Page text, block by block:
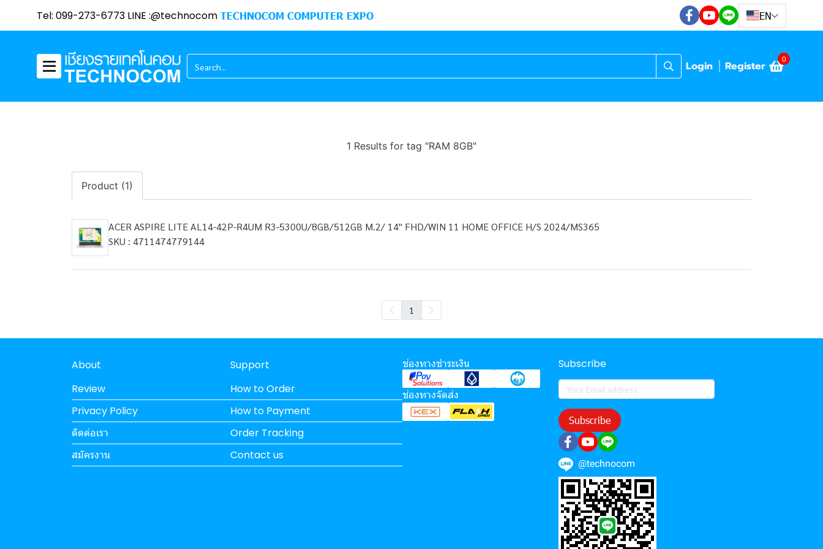
Tel: 099-273-6773 LINE :@technocom TECHNOCOM COMPUTER EXPO EN
Login Register 0
1 Results for tag "RAM 8GB"
Product (1)
ACER ASPIRE LITE AL14-42P-R4UM R3-5300U/8GB/512GB M.2/ 14" FHD/WIN 11 HOME OFFICE H/S 2024/MS365
SKU : 4711474779144
1
About
Review
Privacy Policy
ติดต่อเรา
สมัครงาน
Support
How to Order
How to Payment
Order Tracking
Contact us
ช่องทางชำระเงิน
ช่องทางจัดส่ง
Subscribe
Subscribe
@technocom